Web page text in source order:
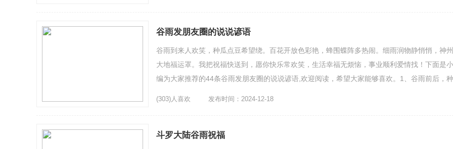
谷雨发朋友圈的说说谚语
谷雨到来人欢笑，种瓜点豆希望绕。百花开放色彩艳，蜂围蝶阵多热闹。细雨润物静悄悄，神州
大地福运罩。我把祝福快送到，愿你快乐常欢笑，生活幸福无烦恼，事业顺利爱情找！下面是小
编为大家推荐的44条谷雨发朋友圈的说说谚语,欢迎阅读，希望大家能够喜欢。1、谷雨前后，种
(303)人喜欢 发布时间：2024-12-18
斗罗大陆谷雨祝福